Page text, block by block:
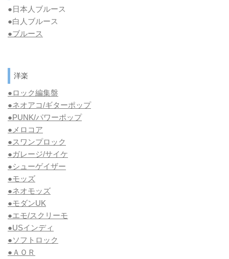
●日本人ブルース
●白人ブルース
●ブルース
洋楽
●ロック編集盤
●ネオアコ/ギターポップ
●PUNK/パワーポップ
●メロコア
●スワンプロック
●ガレージ/サイケ
●シューゲイザー
●モッズ
●ネオモッズ
●モダンUK
●エモ/スクリーモ
●USインディ
●ソフトロック
●ＡＯＲ